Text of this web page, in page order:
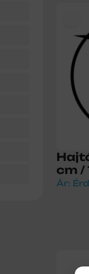
cm /
Ár: